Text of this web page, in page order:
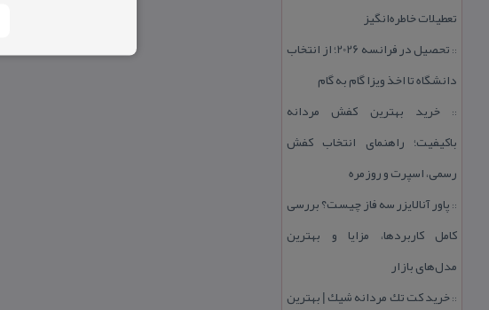
تعطیلات خاطره‌انگیز
::
تحصیل در فرانسه 2026؛ از انتخاب
دانشگاه تا اخذ ویزا گام به گام
::خرید بهترین كفش مردانه
باكیفیت؛ راهنمای انتخاب كفش
رسمی، اسپرت و روزمره
:: پاور آنالایزر سه فاز چیست؟ بررسی
كامل كاربردها، مزایا و بهترین
مدل‌های بازار
::خرید كت تك مردانه شیك | بهترین